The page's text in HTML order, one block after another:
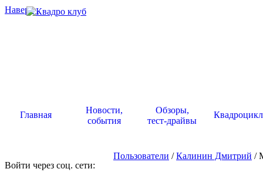
Наверх .
Главная
Новости,
события
Обзоры,
тест-драйвы
Войти через соц. сети:
Пользователи /Калинин Дмитрий /